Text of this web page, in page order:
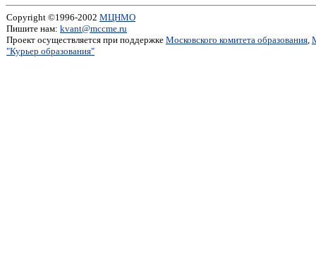
Copyright ©1996-2002 МЦНМО
Пишите нам: kvant@mccme.ru
Проект осуществляется при поддержке Московского комитета образования,
"Курьер образования"